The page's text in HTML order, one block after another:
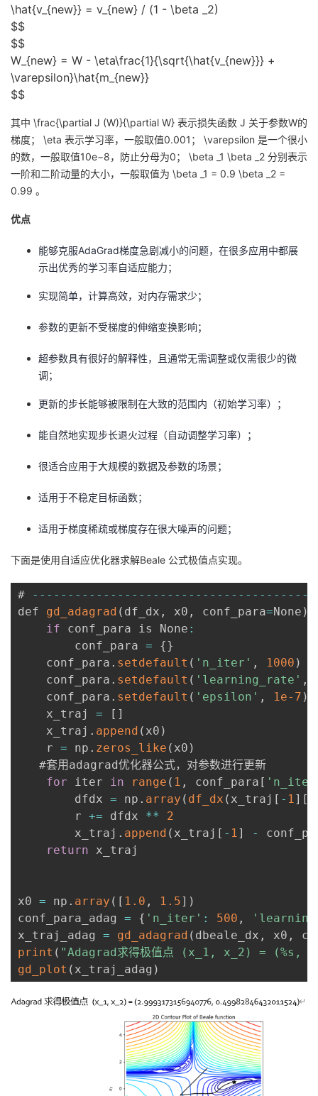
\hat{v_{new}} = v_{new} / (1 - \beta _2)
$$
$$
W_{new} = W - \eta\frac{1}{\sqrt{\hat{v_{new}}} +
\varepsilon}\hat{m_{new}}
$$
其中 \frac{\partial J (W)}{\partial W} 表示损失函数 J 关于参数W的
梯度；
\eta 表示学习率，一般取值0.001； \varepsilon 是一个很小
的数，一般取值10e−8，防止分母为0；
\beta _1 \beta _2 分别表示
一阶和二阶动量的大小，一般取值为 \beta _1 = 0.9 \beta _2 =
0.99 。
优点
能够克服AdaGrad梯度急剧减小的问题，在很多应用中都展
示出优秀的学习率自适应能力；
实现简单，计算高效，对内存需求少；
参数的更新不受梯度的伸缩变换影响；
超参数具有很好的解释性，且通常无需调整或仅需很少的微
调；
更新的步长能够被限制在大致的范围内（初始学习率）；
能自然地实现步长退火过程（自动调整学习率）；
很适合应用于大规模的数据及参数的场景；
适用于不稳定目标函数；
适用于梯度稀疏或梯度存在很大噪声的问题；
下面是使用自适应优化器求解Beale 公式极值点实现。
# -- -- -- -- -- -- -- -- -- -- -- -- -- -- -- -- -- -- -- --
def gd_adagrad ( df_dx , x0 , conf_para=None )
if conf_para is None :
        conf_para
= {}
    conf_para
. setdefault ( 'n_iter' , 1000 )
    conf_para
. setdefault ( 'learning_rate' ,
    conf_para
. setdefault ( 'epsilon' , 1e-7 )
    x_traj
= [ ]
    x_traj
. append ( x0 )
    r
= np . zeros_like ( x0 )
   #套用adagrad优化器公式，对参数进行更新
for iter in range ( 1 , conf_para [
        dfdx
= np . array ( df_dx ( x_traj [ - 1] [
        r
+= dfdx **
2
        x_traj
. append ( x_traj [ - 1] -
return x_traj
x0 = np . array ( [ 1.0 , 1.5] )
conf_para_adag = { 'n_iter' : 500 ,
x_traj_adag = gd_adagrad ( dbeale_dx , x0 ,
print ( "Adagrad求得极值点 (x_1, x_2) = (%s,
gd_plot ( x_traj_adag )